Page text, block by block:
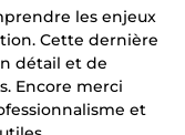
les enjeux
Cette dernière
détail et de
Encore merci
et